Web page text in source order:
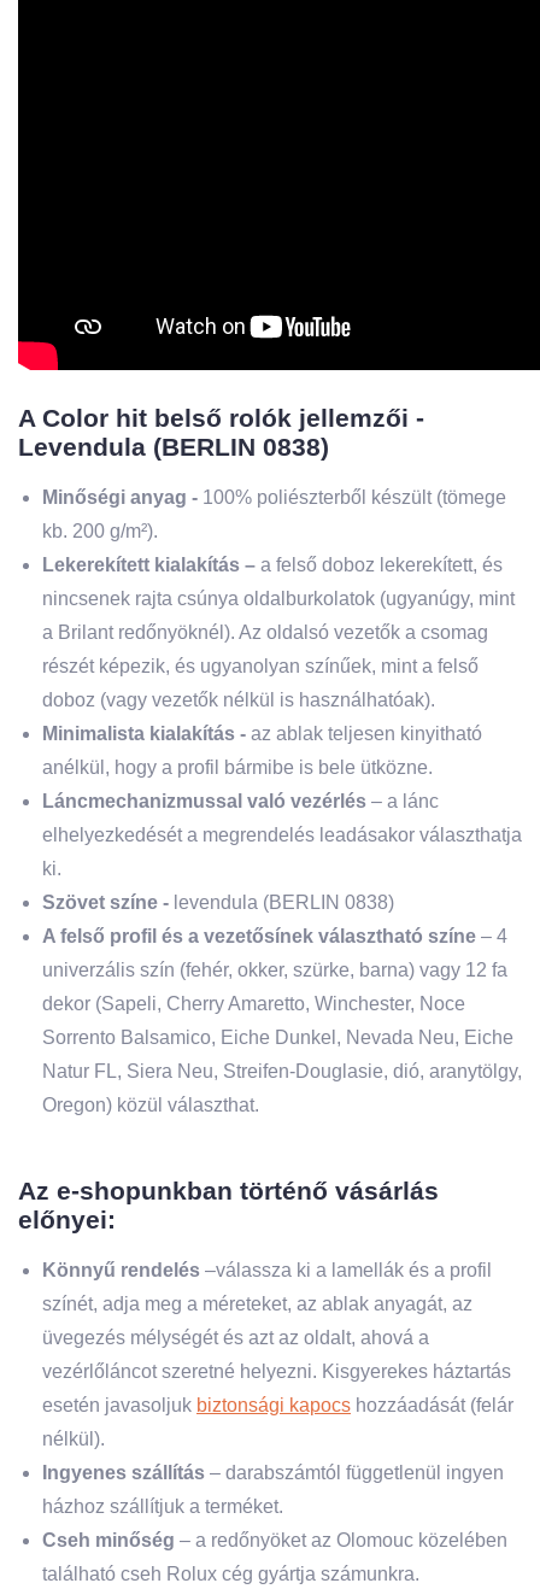
A Color hit belső rolók jellemzői -
Levendula (BERLIN 0838)
Minőségi anyag - 100% poliészterből készült (tömege
kb. 200 g/m²).
Lekerekített kialakítás – a felső doboz lekerekített, és
nincsenek rajta csúnya oldalburkolatok (ugyanúgy, mint
a Brilant redőnyöknél). Az oldalsó vezetők a csomag
részét képezik, és ugyanolyan színűek, mint a felső
doboz (vagy vezetők nélkül is használhatóak).
Minimalista kialakítás - az ablak teljesen kinyitható
anélkül, hogy a profil bármibe is bele ütközne.
Láncmechanizmussal való vezérlés – a lánc
elhelyezkedését a megrendelés leadásakor választhatja
ki.
Szövet színe - levendula (BERLIN 0838)
A felső profil és a vezetősínek választható színe – 4
univerzális szín (fehér, okker, szürke, barna) vagy 12 fa
dekor (Sapeli, Cherry Amaretto, Winchester, Noce
Sorrento Balsamico, Eiche Dunkel, Nevada Neu, Eiche
Natur FL, Siera Neu, Streifen-Douglasie, dió, aranytölgy,
Oregon) közül választhat.
Az e-shopunkban történő vásárlás
előnyei:
Könnyű rendelés –válassza ki a lamellák és a profil
színét, adja meg a méreteket, az ablak anyagát, az
üvegezés mélységét és azt az oldalt, ahová a
vezérlőláncot szeretné helyezni. Kisgyerekes háztartás
esetén javasoljuk biztonsági kapocs hozzáadását (felár
nélkül).
Ingyenes szállítás – darabszámtól függetlenül ingyen
házhoz szállítjuk a terméket.
Cseh minőség – a redőnyöket az Olomouc közelében
található cseh Rolux cég gyártja számunkra.